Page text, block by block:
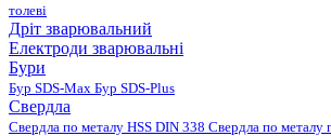
толеві
Дріт зварювальний
Електроди зварювальні
Бури
Бур SDS-Max Бур SDS-Plus
Свердла
Свердла по металу HSS DIN 338 Свердла по металу